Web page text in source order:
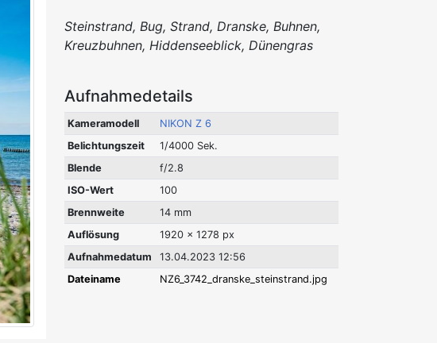
Steinstrand, Bug, Strand, Dranske, Buhnen,
Kreuzbuhnen, Hiddenseeblick, Dünengras
Aufnahmedetails
Kameramodell
NIKON Z 6
Belichtungszeit
1/4000 Sek.
Blende
f/2.8
ISO-Wert
100
Brennweite
14 mm
Auflösung
1920 x 1278 px
Aufnahmedatum
13.04.2023 12:56
Dateiname
NZ6_3742_dranske_steinstrand.jpg